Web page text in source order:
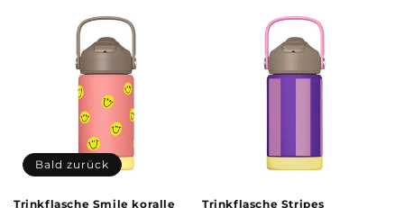
Bald zurück
Trinkflasche Smile koralle
Trinkflasche Stripes